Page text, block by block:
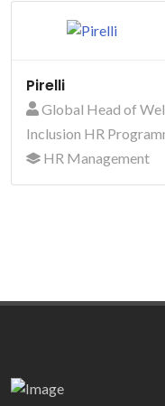
Pirelli
Global Head of
Inclusion HR
HR Management